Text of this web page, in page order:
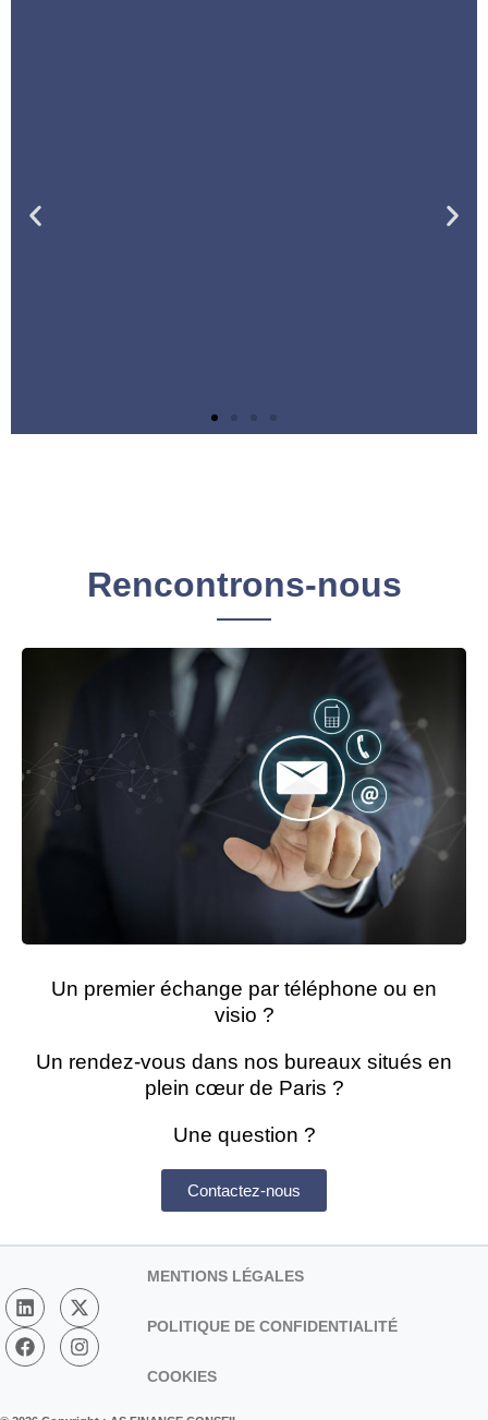
Rencontrons-nous
Un premier échange par téléphone ou en
visio ?
Un rendez-vous dans nos bureaux situés en
plein cœur de Paris ?
Une question ?
Contactez-nous
MENTIONS LÉGALES
POLITIQUE DE CONFIDENTIALITÉ
COOKIES